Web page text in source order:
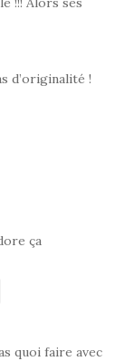
d’originalité !
ça
quoi faire avec